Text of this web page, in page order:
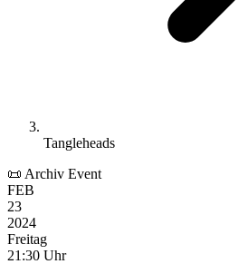
Tangleheads
📜 Archiv Event
FEB
23
2024
Freitag
21:30 Uhr